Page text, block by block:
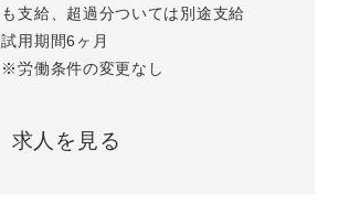
も支給、超過分ついては別途支給
試用期間6ヶ月
※労働条件の変更なし
求人を見る